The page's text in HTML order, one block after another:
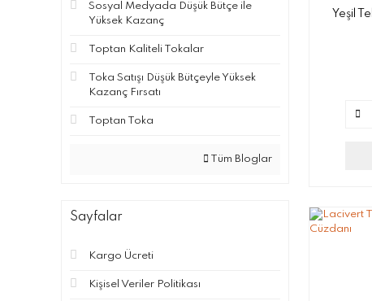
Sosyal Medyada Düşük Bütçe ile
Yüksek Kazanç
Toptan Kaliteli Tokalar
Toka Satışı Düşük Bütçeyle Yüksek
Kazanç Fırsatı
Toptan Toka
Tüm Bloglar
Sayfalar
Kargo Ücreti
Kişisel Veriler Politikası
Yeşil